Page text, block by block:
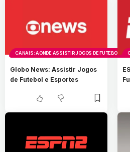
CANAIS: AONDE ASSISTIR JOGOS DE FUTEBOL E
Globo News: Assistir Jogos
de Futebol e Esportes